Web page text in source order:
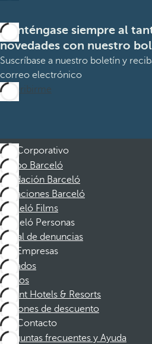
Manténgase siempre al
novedades con nuestro
Suscríbase a nuestro boletín y
correo electrónico
Suscribirme
Corporativo
Grupo Barceló
Fundación Barceló
Vacaciones Barceló
Barceló Films
Barceló Personas
Canal de denuncias
Empresas
Afiliados
Socios
Dorint Hotels & Resorts
Cupones de descuento
Contacto
Preguntas frecuentes y Ayuda